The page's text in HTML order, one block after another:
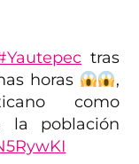
tras
horas
,
como
la población